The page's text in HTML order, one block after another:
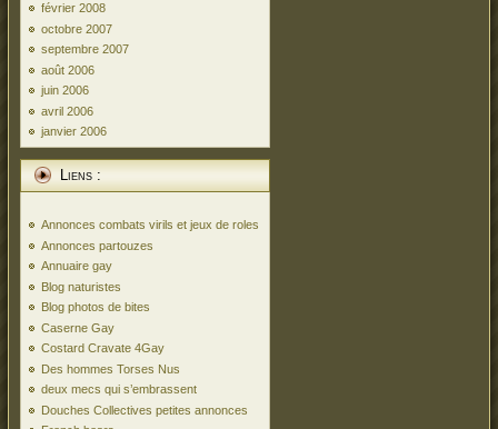
février 2008
octobre 2007
septembre 2007
août 2006
juin 2006
avril 2006
janvier 2006
Liens :
Annonces combats virils et jeux de roles
Annonces partouzes
Annuaire gay
Blog naturistes
Blog photos de bites
Caserne Gay
Costard Cravate 4Gay
Des hommes Torses Nus
deux mecs qui s’embrassent
Douches Collectives petites annonces